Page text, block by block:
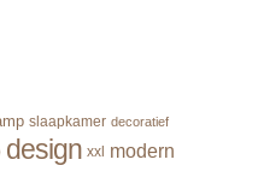
slaapkamer decoratief
design xxl modern